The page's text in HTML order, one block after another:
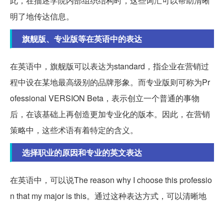
明了地传达信息。
旗舰版、专业版等在英语中的表达
在英语中，旗舰版可以表达为standard，指企业在营销过
程中设在某地最高级别的品牌形象。而专业版则可称为Pr
ofessional VERSION Beta，表示创立一个普通的事物
后，在该基础上再创造更加专业化的版本。因此，在营销
策略中，这些术语有着特定的含义。
选择职业的原因和专业的英文表达
在英语中，可以说The reason why I choose this professio
n that my major is this。通过这种表达方式，可以清晰地